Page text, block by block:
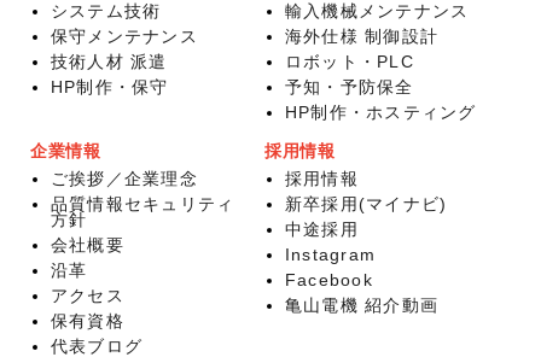
システム技術
保守メンテナンス
技術人材 派遣
HP制作・保守
輸入機械メンテナンス
海外仕様 制御設計
ロボット・PLC
予知・予防保全
HP制作・ホスティング
企業情報
ご挨拶／企業理念
品質情報セキュリティ
方針
会社概要
沿革
アクセス
保有資格
代表ブログ
採用情報
採用情報
新卒採用(マイナビ)
中途採用
Instagram
Facebook
亀山電機 紹介動画